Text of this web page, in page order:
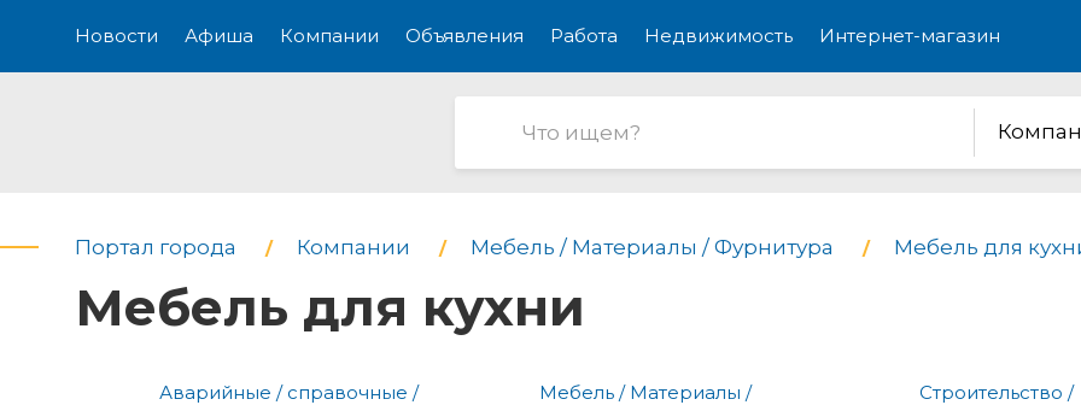
Новости Афиша Компании Объявления Работа Недвижимость Интернет-магазин
Портал города Компании Мебель / Материалы / Фурнитура Мебель для
Мебель для кухни
Аварийные / справочные /
Мебель / Материалы /
Строительство /